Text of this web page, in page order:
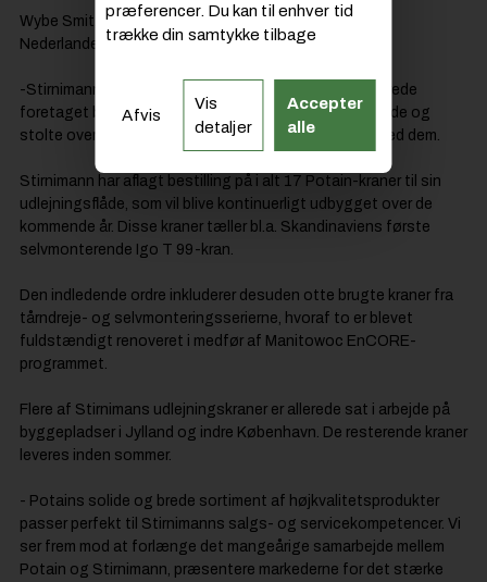
Wybe Smit, Manitowocs regionalchef for tårnkraner i
Nederlandene og Skandinavien, udtaler:
-Stirnimann har et yderst kompetent team og har allerede
foretaget betydelige investeringer i regionen.Vi er glade og
stolte over at indgå i et endnu tættere samarbejde med dem.
Stirnimann har aflagt bestilling på i alt 17 Potain-kraner til sin
udlejningsflåde, som vil blive kontinuerligt udbygget over de
kommende år. Disse kraner tæller bl.a. Skandinaviens første
selvmonterende Igo T 99-kran.
Den indledende ordre inkluderer desuden otte brugte kraner fra
tårndreje- og selvmonteringsserierne, hvoraf to er blevet
fuldstændigt renoveret i medfør af Manitowoc EnCORE-
programmet.
Flere af Stirnimans udlejningskraner er allerede sat i arbejde på
byggepladser i Jylland og indre København. De resterende kraner
leveres inden sommer.
- Potains solide og brede sortiment af højkvalitetsprodukter
passer perfekt til Stirnimanns salgs- og servicekompetencer. Vi
ser frem mod at forlænge det mangeårige samarbejde mellem
Potain og Stirnimann, præsentere markederne for det stærke
præferencer. Du kan til enhver tid
trække din samtykke tilbage
Afvis
Vis
detaljer
Accepter
alle